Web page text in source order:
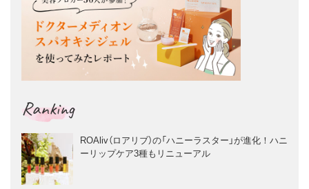
Ranking
ROAliv（ロアリブ）の「ハニーラスター」が進化！ハニ
ーリップケア3種もリニューアル